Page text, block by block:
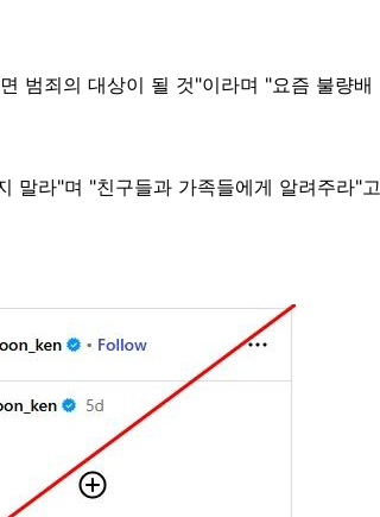
범죄의 대상이 될 것"이라며 "요즘 불량배
말라"며 "친구들과 가족들에게 알려주라"고